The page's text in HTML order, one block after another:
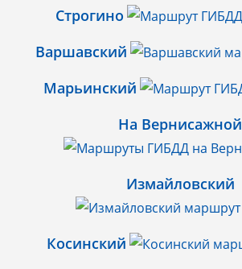
Строгино
Варшавский
Марьинский
На Вернисажной
Измайловский
Косинский